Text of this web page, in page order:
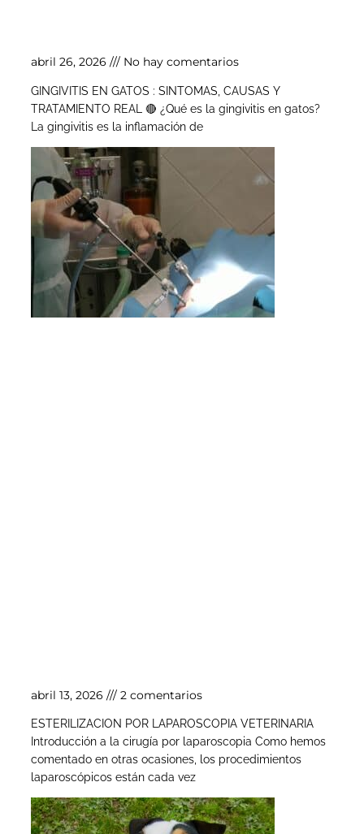
abril 26, 2026 No hay comentarios
GINGIVITIS EN GATOS : SINTOMAS, CAUSAS Y
TRATAMIENTO REAL 🔴 ¿Qué es la gingivitis en gatos?
La gingivitis es la inflamación de
abril 13, 2026 2 comentarios
ESTERILIZACION POR LAPAROSCOPIA VETERINARIA
Introducción a la cirugía por laparoscopia Como hemos
comentado en otras ocasiones, los procedimientos
laparoscópicos están cada vez